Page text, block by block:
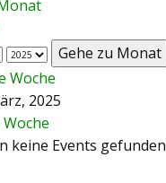
Gehe zu Monat
Woche
2025
keine Events gefunden